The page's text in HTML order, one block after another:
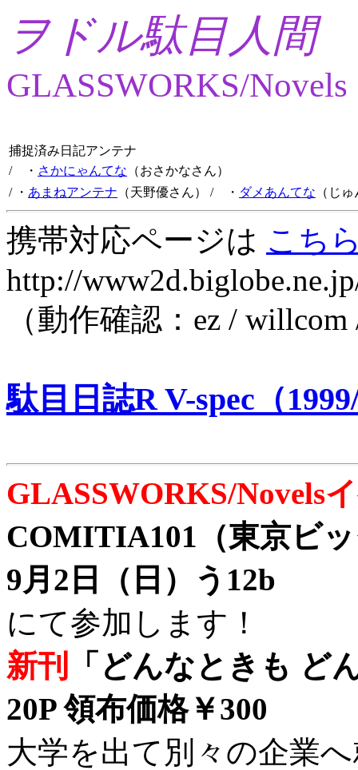
ヲドル駄目人間
GLASSWORKS/Novels
捕捉済み日記アンテナ
/ ・ さかにゃんてな （おさかなさん）
/ ・ あまねアンテナ （天野優さん） / ・ ダメあんてな （じ
携帯対応ページは こち
http://
（動作確認：ez /
駄目日誌R V-spec（
GLASSWORKS/Novels
COMITIA101（東京ビ
9月2日（日）う12b
にて参加します！
新刊
「どんなときも ど
20P 領布価格￥300
大学を出て別々の企業